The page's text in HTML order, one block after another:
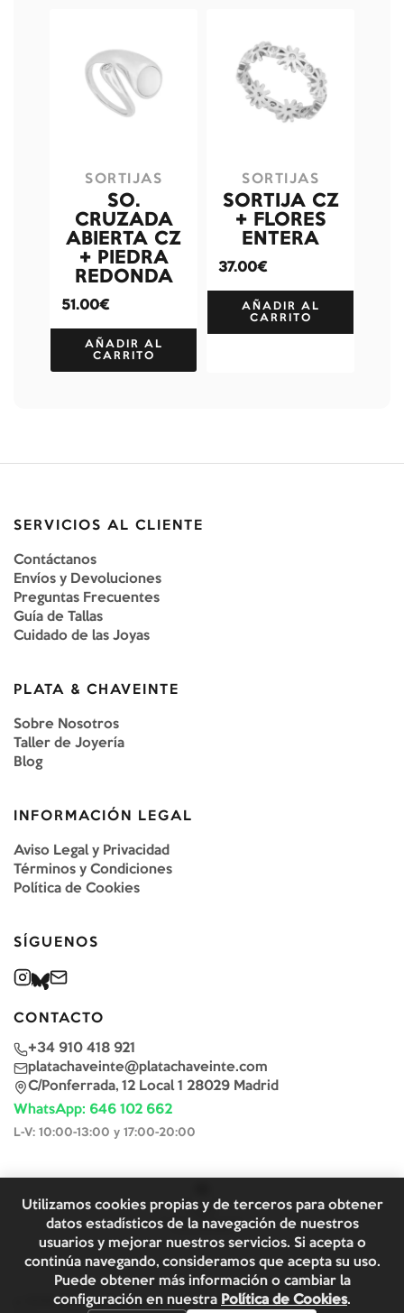
SORTIJAS
SO.
CRUZADA
ABIERTA CZ
+ PIEDRA
REDONDA
51.00€
AÑADIR AL
CARRITO
SORTIJAS
SORTIJA CZ
+ FLORES
ENTERA
37.00€
AÑADIR AL
CARRITO
SERVICIOS AL CLIENTE
Contáctanos
Envíos y Devoluciones
Preguntas Frecuentes
Guía de Tallas
Cuidado de las Joyas
PLATA & CHAVEINTE
Sobre Nosotros
Taller de Joyería
Blog
INFORMACIÓN LEGAL
Aviso Legal y Privacidad
Términos y Condiciones
Política de Cookies
SÍGUENOS
CONTACTO
+34 910 418 921
platachaveinte@platachaveinte.com
C/Ponferrada, 12 Local 1 28029 Madrid
WhatsApp: 646 102 662
L-V: 10:00-13:00 y 17:00-20:00
2026Plata & Chaveinte. Todos los derechos reservados.
Utilizamos cookies propias y de terceros para obtener
datos estadísticos de la navegación de nuestros
usuarios y mejorar nuestros servicios. Si acepta o
continúa navegando, consideramos que acepta su uso.
Puede obtener más información o cambiar la
configuración en nuestra Política de Cookies.